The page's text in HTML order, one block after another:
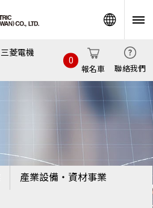
三菱電機
報名車
0
聯絡我們
產業設備・資材事業